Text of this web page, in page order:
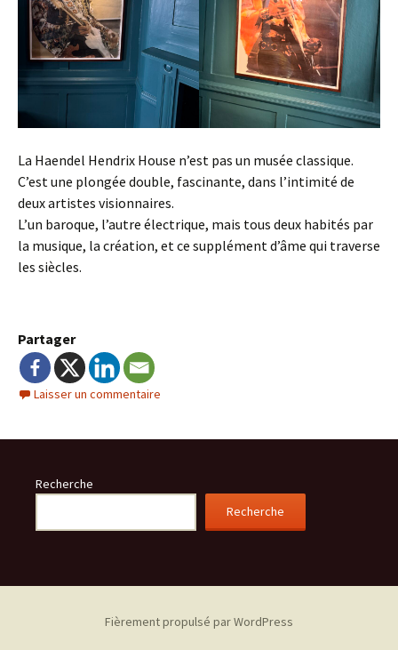
La Haendel Hendrix House n’est pas un musée classique.
C’est une plongée double, fascinante, dans l’intimité de
deux artistes visionnaires.
L’un baroque, l’autre électrique, mais tous deux habités par
la musique, la création, et ce supplément d’âme qui traverse
les siècles.
Partager
Laisser un commentaire
Recherche
Recherche
Fièrement propulsé par WordPress